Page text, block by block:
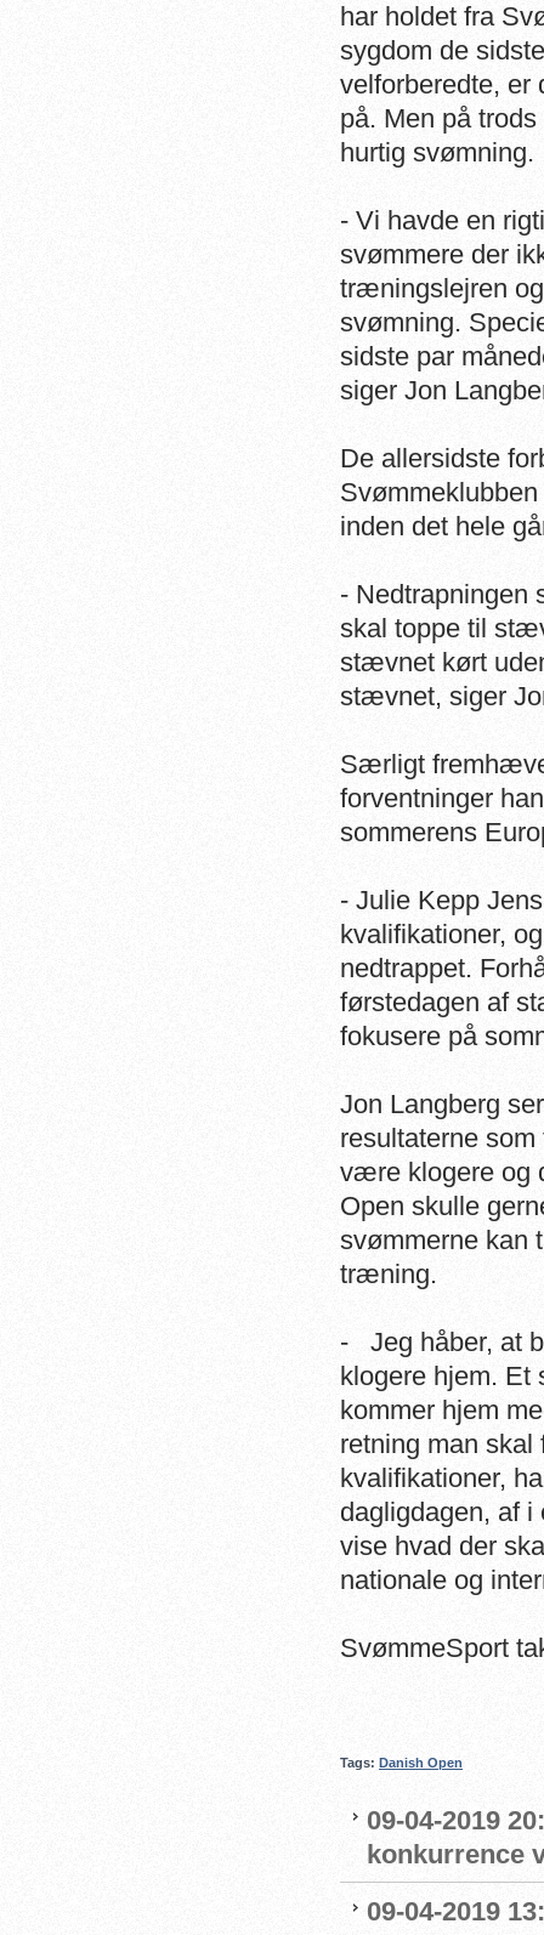
har holdet fra
sygdom de
velforberedte, er
på. Men på
hurtig svømning.
- Vi havde en
svømmere der
træningslejren
svømning.
sidste par
siger Jon
De allersidste
inden det hele
- Nedtrapningen
skal toppe til
stævnet kørt
stævnet, siger
Særligt
forventninger
sommerens
- Julie Kepp
kvalifikationer,
nedtrappet.
førstedagen af
fokusere på
Jon Langberg
resultaterne
være klogere og
Open skulle
svømmerne kan
træning.
- Jeg håber, at
klogere hjem. Et
kommer hjem
retning man
kvalifikationer,
dagligdagen, af
vise hvad der
nationale og
SvømmeSport
Tags: Danish Open
09-04-2019
konkurrence
09-04-2019